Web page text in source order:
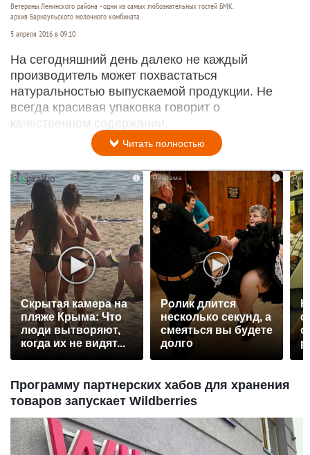
Ветераны Ленинского района - одни из самых любознательных гостей БМК.
архив Барнаульского молочного комбината.
5 апреля 2016 в 09:10
На сегодняшний день далеко не каждый
производитель может похвастаться
натуральностью выпускаемой продукции. Не
всегда красивая упаковка говорит о
качественном содержании.
Читать полностью
i
Скрытая камера на
пляже Крыма: Что
люди вытворяют,
когда их не видят...
Ролик длится
несколько секунд, а
смеяться вы будете
долго
Программу партнерских хабов для хранения
товаров запускает Wildberries